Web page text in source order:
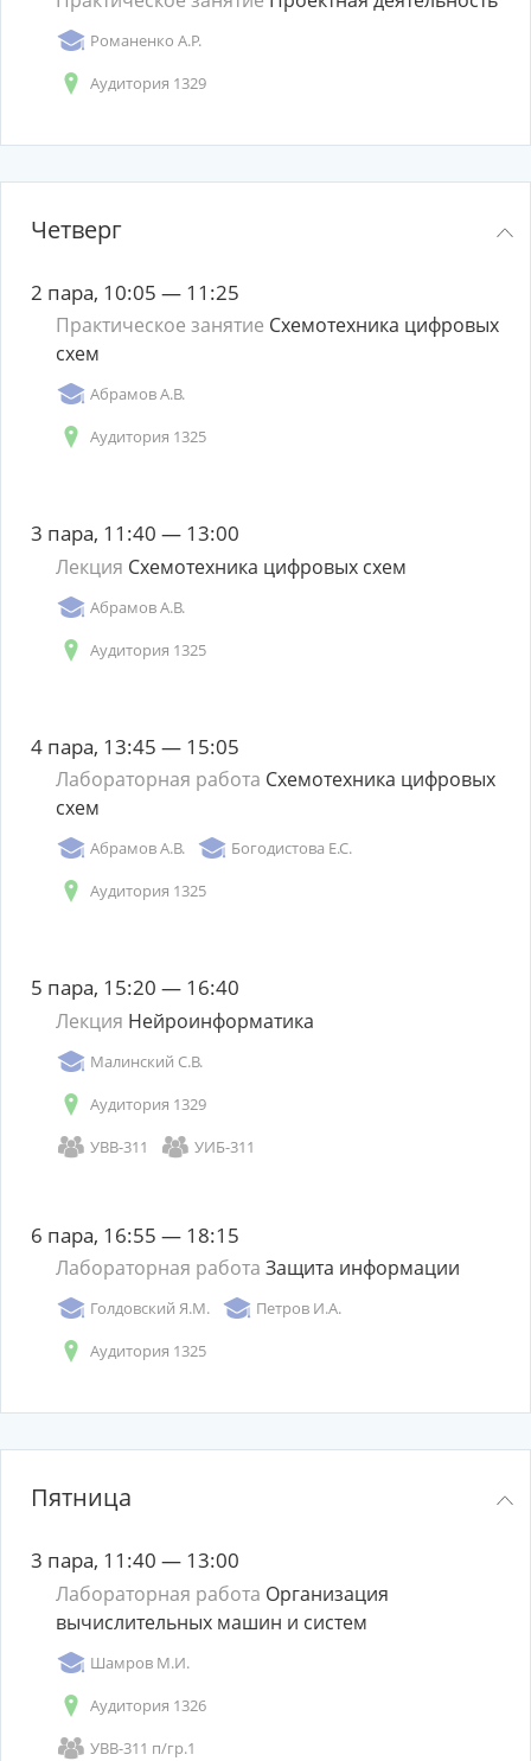
Романенко А.Р.
Аудитория 1329
Четверг
2 пара, 10:05 — 11:25
Практическое занятие Схемотехника цифровых
схем
Абрамов А.В.
Аудитория 1325
3 пара, 11:40 — 13:00
Лекция Схемотехника цифровых схем
Абрамов А.В.
Аудитория 1325
4 пара, 13:45 — 15:05
Лабораторная работа Схемотехника цифровых
схем
Абрамов А.В.
Богодистова Е.С.
Аудитория 1325
5 пара, 15:20 — 16:40
Лекция Нейроинформатика
Малинский С.В.
Аудитория 1329
УВВ-311
УИБ-311
6 пара, 16:55 — 18:15
Лабораторная работа Защита информации
Голдовский Я.М.
Петров И.А.
Аудитория 1325
Пятница
3 пара, 11:40 — 13:00
Лабораторная работа Организация
вычислительных машин и систем
Шамров М.И.
Аудитория 1326
УВВ-311 п/гр.1